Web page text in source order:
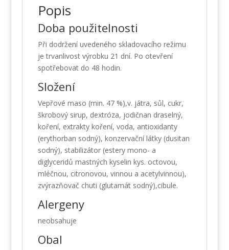
Popis
Doba použitelnosti
Při dodržení uvedeného skladovacího režimu
je trvanlivost výrobku 21 dní. Po otevření
spotřebovat do 48 hodin.
Složení
Vepřové maso (min. 47 %),v. játra, sůl, cukr,
škrobový sirup, dextróza, jodičnan draselný,
koření, extrakty koření, voda, antioxidanty
(erythorban sodný), konzervační látky (dusitan
sodný), stabilizátor (estery mono- a
diglyceridů mastných kyselin kys. octovou,
mléčnou, citronovou, vinnou a acetylvinnou),
zvýrazňovač chuti (glutamát sodný),cibule.
Alergeny
neobsahuje
Obal